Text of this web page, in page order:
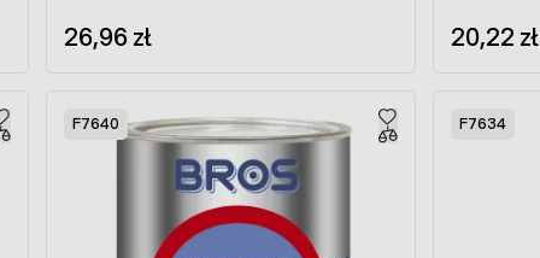
26,96 zł 20,22 zł
F7640 F7634